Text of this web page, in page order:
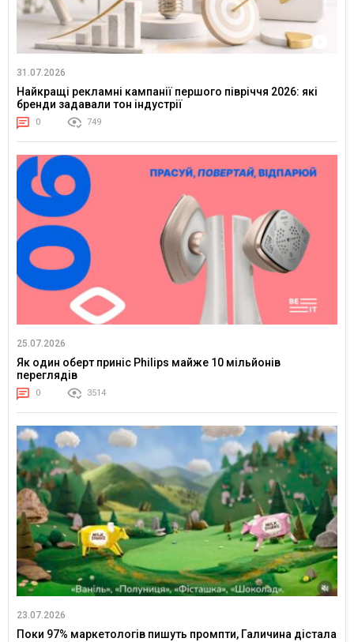
31.07.2026
Найкращі рекламні кампанії першого півріччя 2026: які
бренди задавали тон індустрії
0 749
25.07.2026
Як один оберт приніс Philips майже 10 мільйонів
переглядів
0 3514
23.07.2026
Поки 97% маркетологів пишуть промпти, Галичина дістала